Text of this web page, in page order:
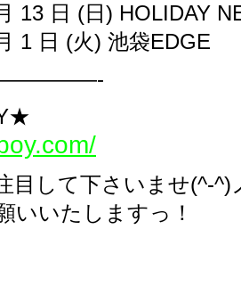
13 日 (日) HOLIDAY
1 日 (火) 池袋EDGE
目して下さいませ(^-^)
いいたしますっ！